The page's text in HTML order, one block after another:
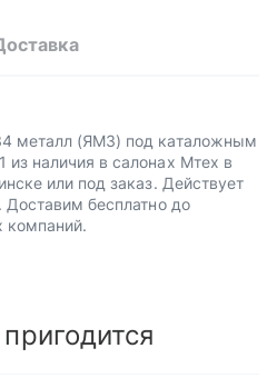
металл (ЯМЗ) под каталожным
наличия в салонах Мтех в
или под заказ. Действует
Доставим бесплатно до
компаний.